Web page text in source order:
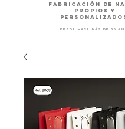
fabricación de
PROPIOS Y
desde hace más de 30